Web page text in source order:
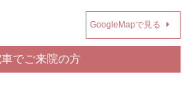
GoogleMapで見る
車でご来院の方